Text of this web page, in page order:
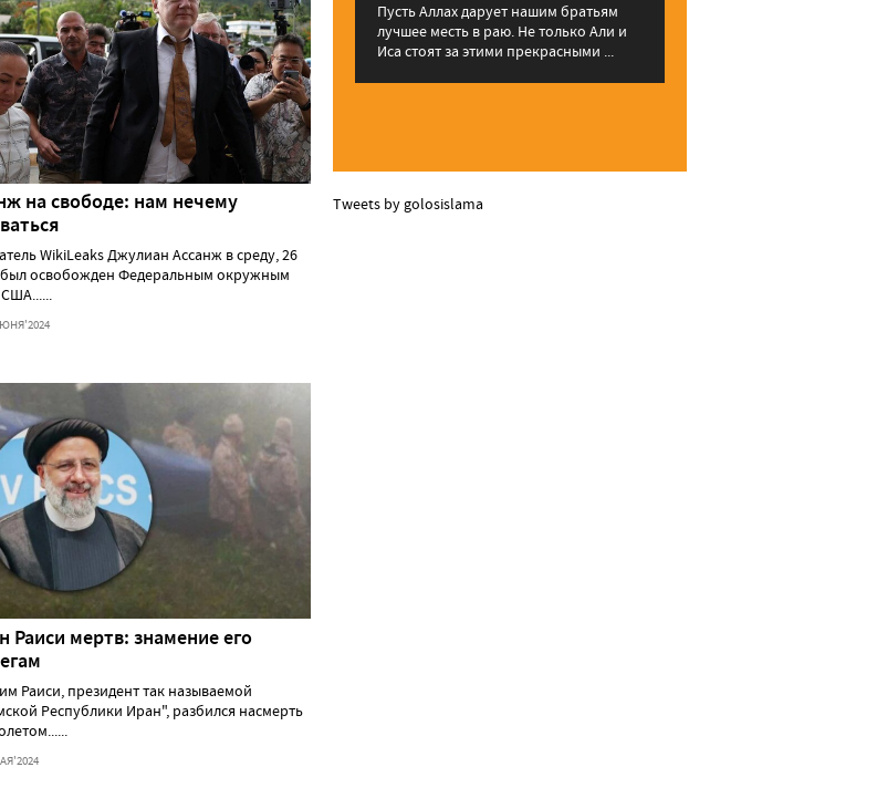
на свободе: нам нечему
WikiLeaks Джулиан Ассанж в среду, 26
освобожден Федеральным окружным
Раиси мертв: знамение его
Раиси, президент так называемой
Республики Иран", разбился насмерть
Пусть Аллах дарует нашим братьям
лучшее месть в раю. Не только Али и
Иса стоят за этими прекрасными ...
Tweets by golosislama